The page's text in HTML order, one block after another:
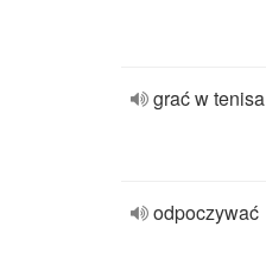
grać w tenisa
odpoczywać